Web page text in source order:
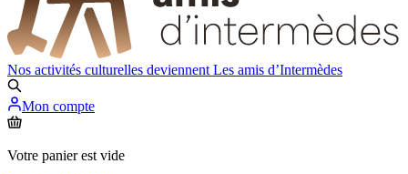
Nos activités culturelles deviennent Les amis d’Intermèdes
Mon compte
Votre panier est vide